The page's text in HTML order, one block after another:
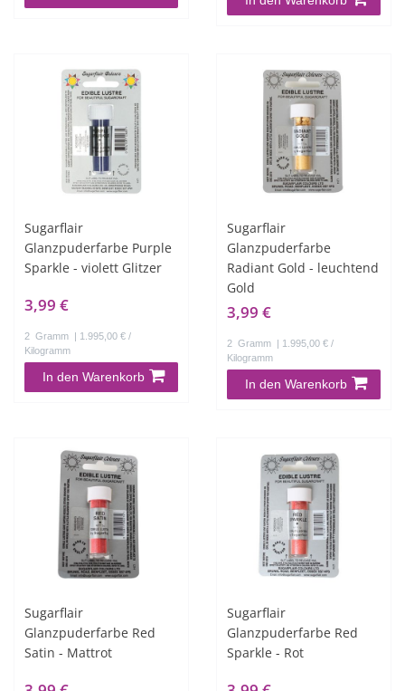
Sugarflair
Glanzpuderfarbe Purple
Sparkle - violett Glitzer
3,99 €
2 Gramm | 1.995,00 € /
Kilogramm
In den Warenkorb
Sugarflair
Glanzpuderfarbe
Radiant Gold - leuchtend
Gold
3,99 €
2 Gramm | 1.995,00 € /
Kilogramm
In den Warenkorb
Sugarflair
Glanzpuderfarbe Red
Satin - Mattrot
Sugarflair
Glanzpuderfarbe Red
Sparkle - Rot